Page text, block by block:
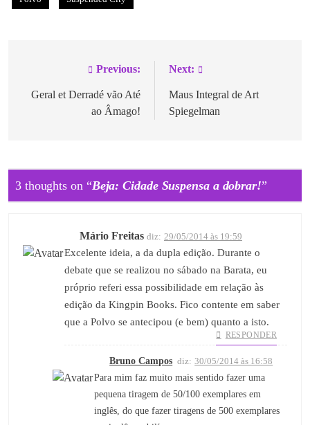
Previous:
Geral et Derradé vão Até
ao Âmago!
Next:
Maus Integral de Art
Spiegelman
3 thoughts on “Beja: Cidade Suspensa a dobrar!”
Mário Freitas diz: 29/05/2014 às 19:59
Excelente ideia, a da dupla edição. Durante o
debate que se realizou no sábado na Barata, eu
próprio referi essa possibilidade em relação às
edição da Kingpin Books. Fico contente em saber
que a Polvo se antecipou (e bem) quanto a isto.
RESPONDER
Bruno Campos diz: 30/05/2014 às 16:58
Para mim faz muito mais sentido fazer uma
pequena tiragem de 50/100 exemplares em
inglês, do que fazer tiragens de 500 exemplares